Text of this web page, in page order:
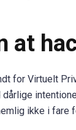
at
for Virtuelt
ikke i fare